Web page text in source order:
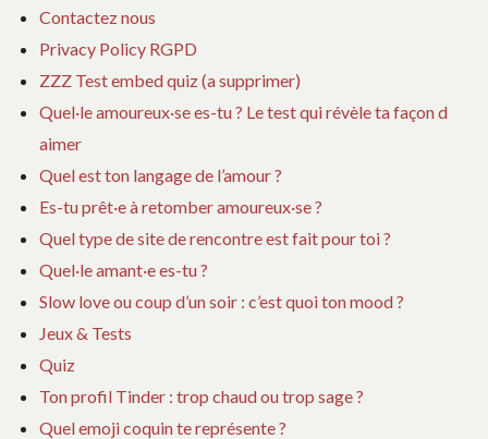
Contactez nous
Privacy Policy RGPD
ZZZ Test embed quiz (a supprimer)
Quel·le amoureux·se es-tu ? Le test qui révèle ta façon d
aimer
Quel est ton langage de l’amour ?
Es-tu prêt·e à retomber amoureux·se ?
Quel type de site de rencontre est fait pour toi ?
Quel·le amant·e es-tu ?
Slow love ou coup d’un soir : c’est quoi ton mood ?
Jeux & Tests
Quiz
Ton profil Tinder : trop chaud ou trop sage ?
Quel emoji coquin te représente ?